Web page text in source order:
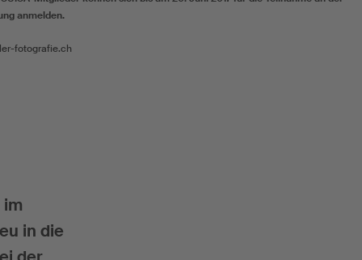
anmelden.
fotografie.ch
im
in die